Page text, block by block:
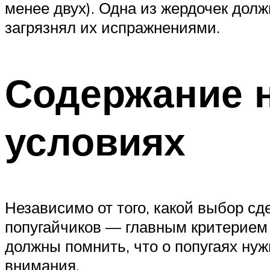
менее двух). Одна из жердочек
загрязнял их испражнениями.
Содержание
условиях
Независимо от того, какой выбор
попугайчиков — главным
должны помнить, что о попугаях
внимания.